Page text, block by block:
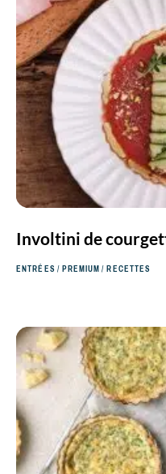
Involtini de
ENTRÉES/PREMIUM/RECETTES